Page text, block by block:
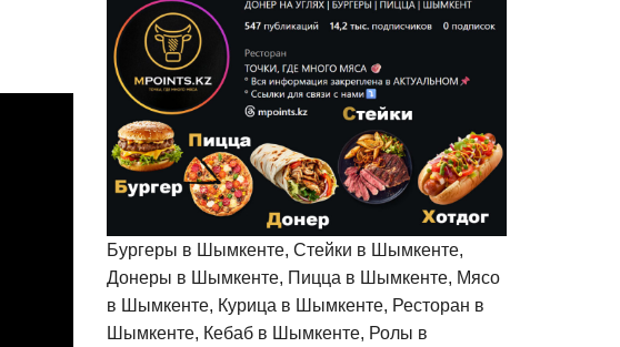
Бургеры в Шымкенте, Стейки в Шымкенте,
Донеры в Шымкенте, Пицца в Шымкенте, Мясо
в Шымкенте, Курица в Шымкенте, Ресторан в
Шымкенте, Кебаб в Шымкенте, Ролы в